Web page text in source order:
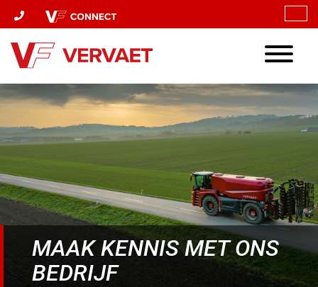
Toggle
MAAK KENNIS MET ONS
BEDRIJF